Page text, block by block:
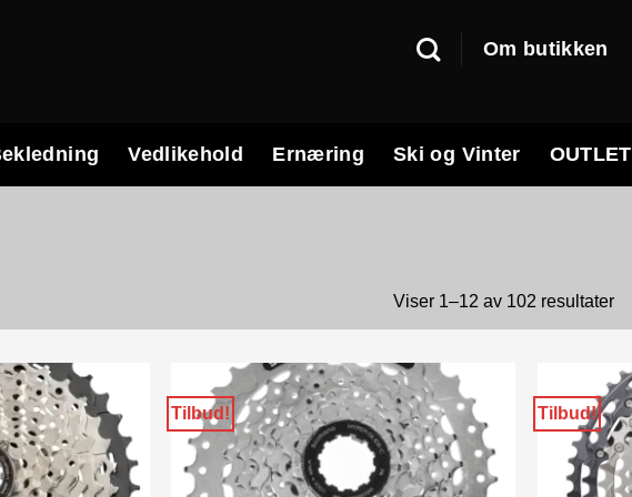
Om butikken
Vedlikehold Ernæring Ski og Vinter OUTLET
Viser 1–12 av 102 resultater
Tilbud! Tilbud!